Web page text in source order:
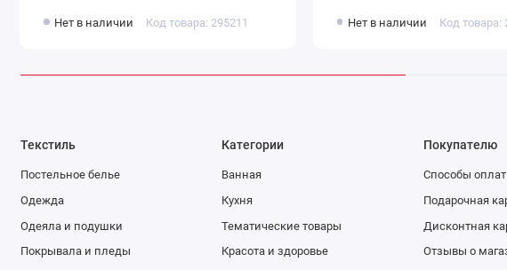
Нет в наличии Код товара: 295211 Нет в наличии Код товара:
Текстиль
Постельное белье
Одежда
Одеяла и подушки
Покрывала и пледы
Категории
Ванная
Кухня
Тематические товары
Красота и здоровье
Покупателю
Способы
Подарочная
Дисконтная
Отзывы о